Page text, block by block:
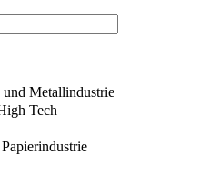
Metallindustrie
Tech